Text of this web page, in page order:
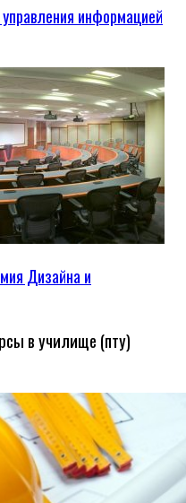
информацией
Дизайна и
в училище (пту)